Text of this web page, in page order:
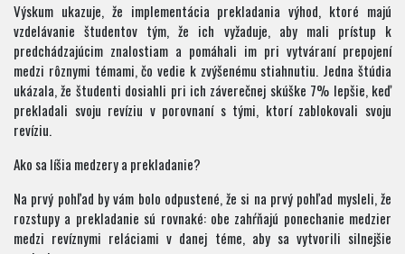
Výskum ukazuje, že implementácia prekladania výhod, ktoré majú
vzdelávanie študentov tým, že ich vyžaduje, aby mali prístup k
predchádzajúcim znalostiam a pomáhali im pri vytváraní prepojení
medzi rôznymi témami, čo vedie k zvýšenému stiahnutiu. Jedna štúdia
ukázala, že študenti dosiahli pri ich záverečnej skúške 7% lepšie, keď
prekladali svoju revíziu v porovnaní s tými, ktorí zablokovali svoju
revíziu.
Ako sa líšia medzery a prekladanie?
Na prvý pohľad by vám bolo odpustené, že si na prvý pohľad mysleli, že
rozstupy a prekladanie sú rovnaké: obe zahŕňajú ponechanie medzier
medzi revíznymi reláciami v danej téme, aby sa vytvorili silnejšie